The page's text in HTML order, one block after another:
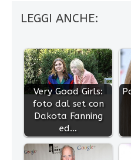
LEGGI ANCHE:
Very Good Girls:
foto dal set con
Dakota Fanning
ed…